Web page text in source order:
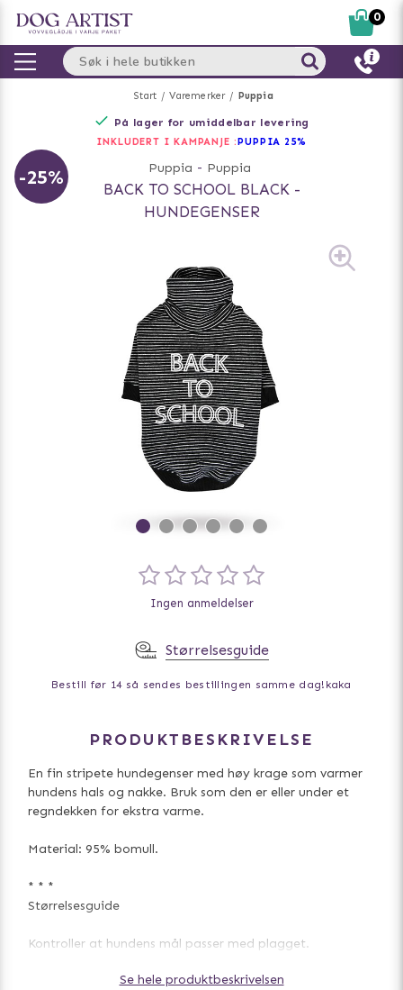
Start Varemerker Puppia
På lager for umiddelbar levering
INKLUDERT I KAMPANJE :PUPPIA 25%
-25% Puppia - Puppia
BACK TO SCHOOL BLACK -
HUNDEGENSER
Ingen anmeldelser
Størrelsesguide
Bestill før 14 så sendes bestillingen samme dag! kaka
PRODUKTBESKRIVELSE
En fin stripete hundegenser med høy krage som varmer
hundens hals og nakke. Bruk som den er eller under et
regndekken for ekstra varme.
Material: 95% bomull.
* * *
Størrelsesguide
Kontroller at hundens mål passer med plagget.
på målet du får når du måler rundt brystkassen til
Se hele produktbeskrivelsen
0